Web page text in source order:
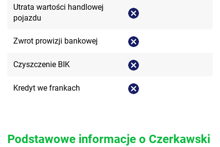
Utrata wartości handlowej
pojazdu
Zwrot prowizji bankowej
Czyszczenie BIK
Kredyt we frankach
Podstawowe informacje o Czerkawski